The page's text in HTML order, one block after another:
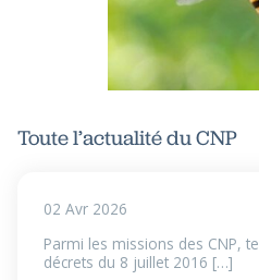
Toute l’actualité du CNP
02 Avr 2026
Parmi les missions des CNP,
décrets du 8 juillet 2016 […]